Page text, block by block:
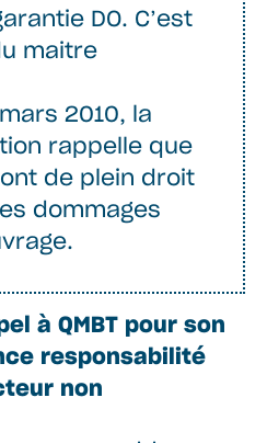
DO. C’est
maitre
2010, la
rappelle que
de plein droit
dommages
à QMBT pour son
responsabilité
non